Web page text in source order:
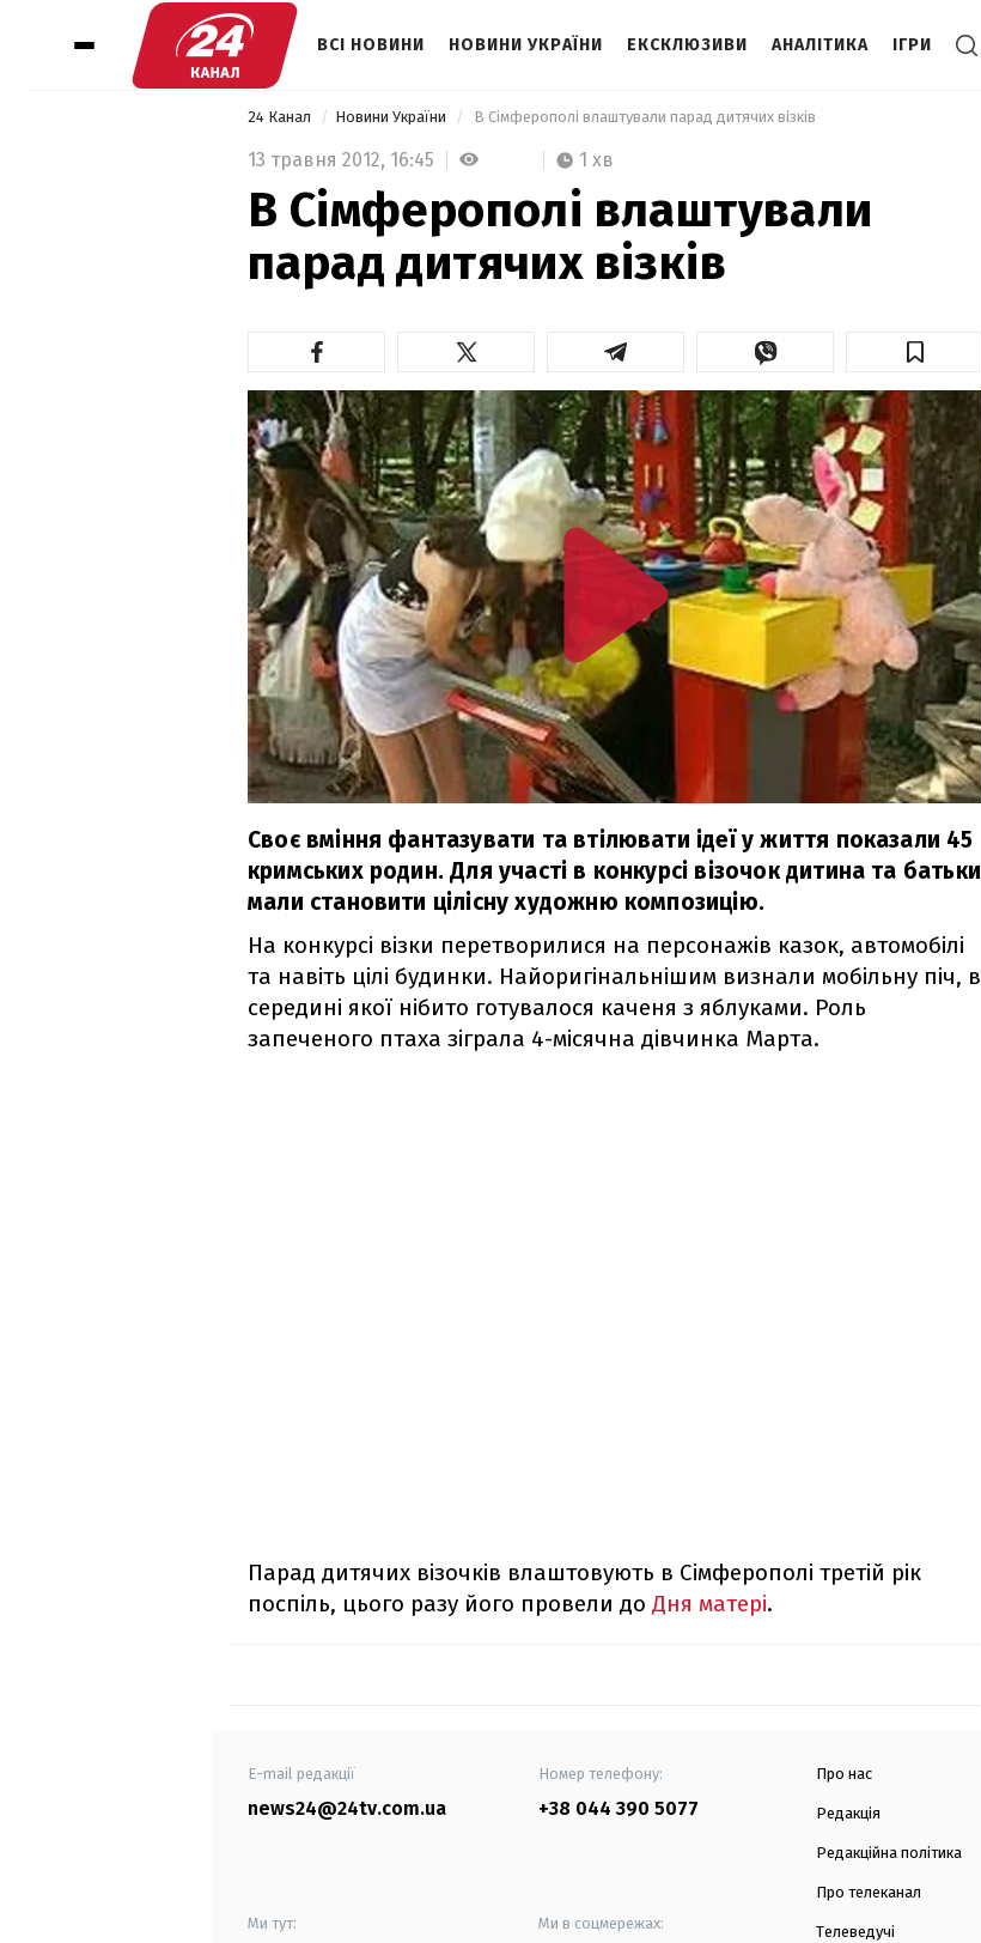
ВСІ НОВИНИ НОВИНИ УКРАЇНИ ЕКСКЛЮЗИВИ АНАЛІТИКА ІГРИ
24 Канал Новини України В Сімферополі влаштували парад дитячих візків
13 травня 2012, 16:45 1 хв
В Сімферополі влаштували
парад дитячих візків
Своє вміння фантазувати та втілювати ідеї у життя показали 45
кримських родин. Для участі в конкурсі візочок дитина та батьки
мали становити цілісну художню композицію.
На конкурсі візки перетворилися на персонажів казок, автомобілі
та навіть цілі будинки. Найоригінальнішим визнали мобільну піч, в
середині якої нібито готувалося каченя з яблуками. Роль
запеченого птаха зіграла 4-місячна дівчинка Марта.
Парад дитячих візочків влаштовують в Сімферополі третій рік
поспіль, цього разу його провели до Дня матері.
E-mail редакції
news24@24tv.com.ua
Номер телефону:
+38 044 390 5077
Ми тут: Ми в соцмережах:
Про нас
Редакція
Редакційна політика
Про телеканал
Телеведучі